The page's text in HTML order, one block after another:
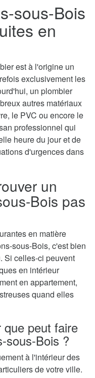
sous-Bois
en
est à l'origine un
exclusivement les
un plombier
autres matériaux
le PVC ou encore le
professionnel qui
heure du jour et de
d'urgences dans
un
Bois pas
en matière
sous-Bois, c'est bien
Si celles-ci peuvent
en intérieur
en appartement,
quand elles
que peut faire
sous-Bois ?
à l'intérieur des
de votre ville.